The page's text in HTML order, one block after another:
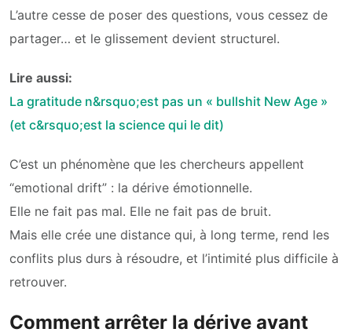
L’autre cesse de poser des questions, vous cessez de
partager… et le glissement devient structurel.
Lire aussi:
La gratitude n&rsquo;est pas un « bullshit New Age »
(et c&rsquo;est la science qui le dit)
C’est un phénomène que les chercheurs appellent
“emotional drift” : la dérive émotionnelle.
Elle ne fait pas mal. Elle ne fait pas de bruit.
Mais elle crée une distance qui, à long terme, rend les
conflits plus durs à résoudre, et l’intimité plus difficile à
retrouver.
Comment arrêter la dérive avant